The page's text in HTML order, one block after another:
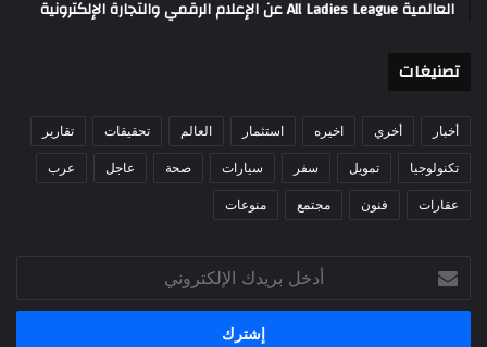
العالمية All Ladies League عن الإعلام الرقمي والتجارة الإلكترونية
تصنيغات
أخبار أخري اخيره استثمار العالم تحقيقات تقارير
تكنولوجيا تمويل سفر سيارات صحة عاجل عرب
عقارات فنون مجتمع منوعات
بريدك
الإلكتروني